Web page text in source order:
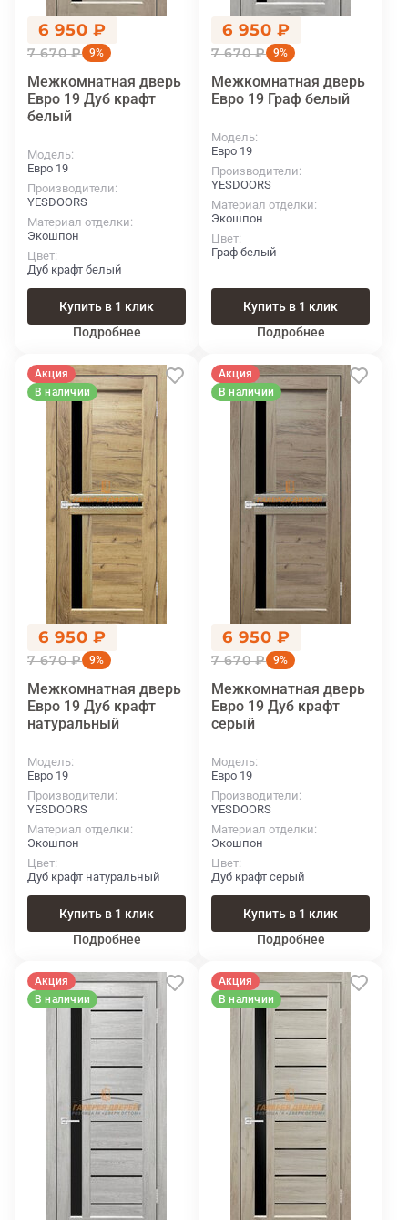
6 950 ₽
7 670 ₽ 9%
Межкомнатная дверь
Евро 19 Дуб крафт
белый
Модель
Евро 19
Производители
YESDOORS
Материал отделки
Экошпон
Цвет
Дуб крафт белый
Купить в 1 клик
Подробнее
6 950 ₽
7 670 ₽ 9%
Межкомнатная дверь
Евро 19 Граф белый
Модель
Евро 19
Производители
YESDOORS
Материал отделки
Экошпон
Цвет
Граф белый
Купить в 1 клик
Подробнее
Акция
В наличии
6 950 ₽
7 670 ₽ 9%
Межкомнатная дверь
Евро 19 Дуб крафт
натуральный
Модель
Евро 19
Производители
YESDOORS
Материал отделки
Экошпон
Цвет
Дуб крафт натуральный
Купить в 1 клик
Подробнее
Акция
В наличии
6 950 ₽
7 670 ₽ 9%
Межкомнатная дверь
Евро 19 Дуб крафт
серый
Модель
Евро 19
Производители
YESDOORS
Материал отделки
Экошпон
Цвет
Дуб крафт серый
Купить в 1 клик
Подробнее
Акция
В наличии
Акция
В наличии